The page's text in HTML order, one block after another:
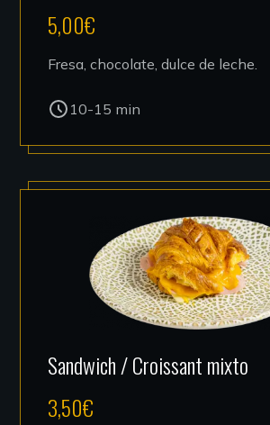
5,00€
Fresa, chocolate, dulce de leche.
10-15 min
Sandwich / Croissant mixto
3,50€